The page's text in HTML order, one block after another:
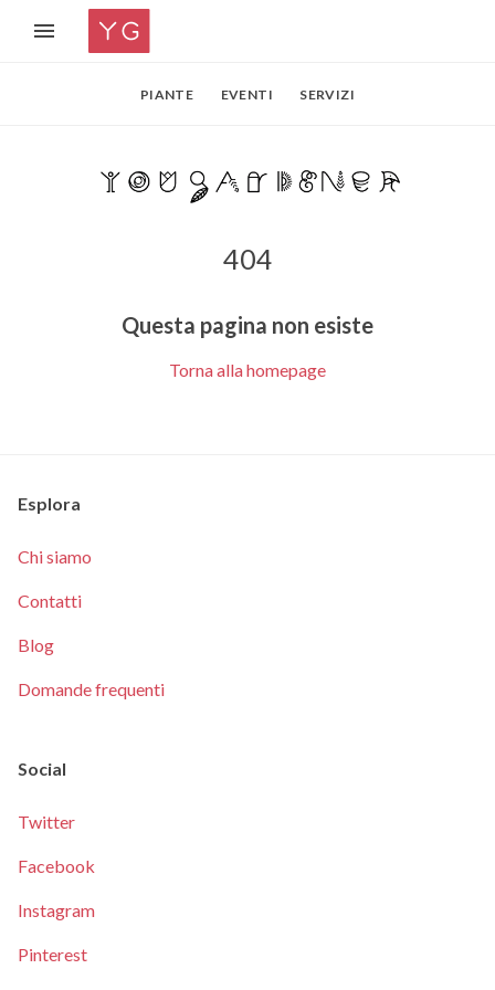
PIANTE EVENTI SERVIZI
404
Questa pagina non esiste
Torna alla homepage
Esplora
Chi siamo
Contatti
Blog
Domande frequenti
Social
Twitter
Facebook
Instagram
Pinterest